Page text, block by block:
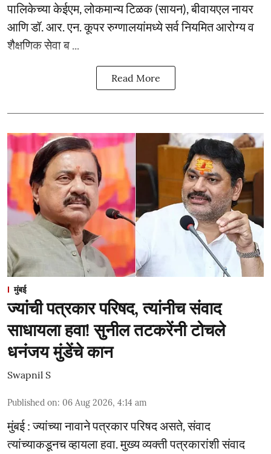
पालिकेच्या केईएम, लोकमान्य टिळक (सायन), बीवायएल नायर
आणि डॉ. आर. एन. कूपर रुग्णालयांमध्ये सर्व नियमित आरोग्य व
शैक्षणिक सेवा ब ...
Read More
मुंबई
ज्यांची पत्रकार परिषद, त्यांनीच संवाद
साधायला हवा! सुनील तटकरेंनी टोचले
धनंजय मुंडेंचे कान
Swapnil S
Published on: 06 Aug 2026, 4:14 am
मुंबई : ज्यांच्या नावाने पत्रकार परिषद असते, संवाद
त्यांच्याकडूनच व्हायला हवा. मुख्य व्यक्ती पत्रकारांशी संवाद